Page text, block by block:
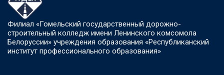
Филиал «Гомельский государственный дорожно-
строительный колледж имени Ленинского комсомола
Белоруссии» учреждения образования «Республиканский
институт профессионального образования»